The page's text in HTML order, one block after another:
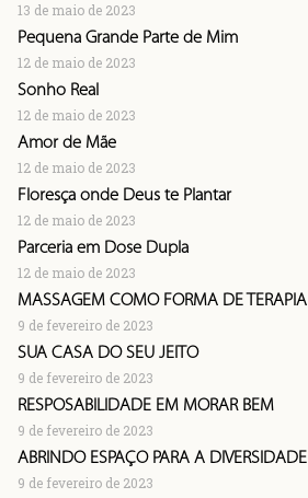
13 de maio de 2023
Pequena Grande Parte de Mim
12 de maio de 2023
Sonho Real
12 de maio de 2023
Amor de Mãe
12 de maio de 2023
Floresça onde Deus te Plantar
12 de maio de 2023
Parceria em Dose Dupla
12 de maio de 2023
MASSAGEM COMO FORMA DE TERAPIA
9 de fevereiro de 2023
SUA CASA DO SEU JEITO
9 de fevereiro de 2023
RESPOSABILIDADE EM MORAR BEM
9 de fevereiro de 2023
ABRINDO ESPAÇO PARA A DIVERSIDADE
9 de fevereiro de 2023